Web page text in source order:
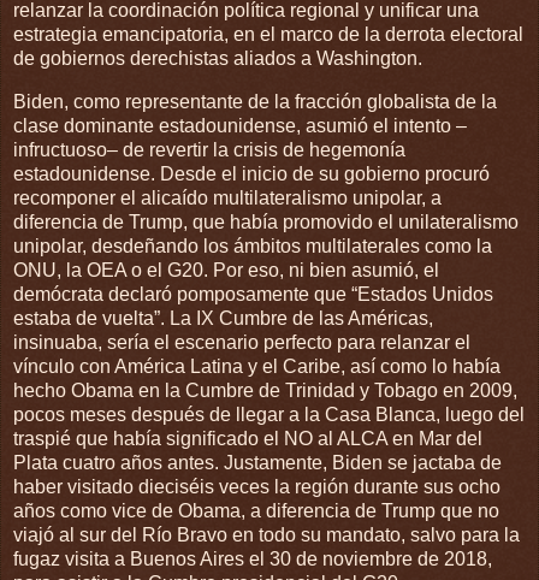
relanzar la coordinación política regional y unificar una
estrategia emancipatoria, en el marco de la derrota electoral
de gobiernos derechistas aliados a Washington.
Biden, como representante de la fracción globalista de la
clase dominante estadounidense, asumió el intento –
infructuoso– de revertir la crisis de hegemonía
estadounidense. Desde el inicio de su gobierno procuró
recomponer el alicaído multilateralismo unipolar, a
diferencia de Trump, que había promovido el unilateralismo
unipolar, desdeñando los ámbitos multilaterales como la
ONU, la OEA o el G20. Por eso, ni bien asumió, el
demócrata declaró pomposamente que “Estados Unidos
estaba de vuelta”. La IX Cumbre de las Américas,
insinuaba, sería el escenario perfecto para relanzar el
vínculo con América Latina y el Caribe, así como lo había
hecho Obama en la Cumbre de Trinidad y Tobago en 2009,
pocos meses después de llegar a la Casa Blanca, luego del
traspié que había significado el NO al ALCA en Mar del
Plata cuatro años antes. Justamente, Biden se jactaba de
haber visitado dieciséis veces la región durante sus ocho
años como vice de Obama, a diferencia de Trump que no
viajó al sur del Río Bravo en todo su mandato, salvo para la
fugaz visita a Buenos Aires el 30 de noviembre de 2018,